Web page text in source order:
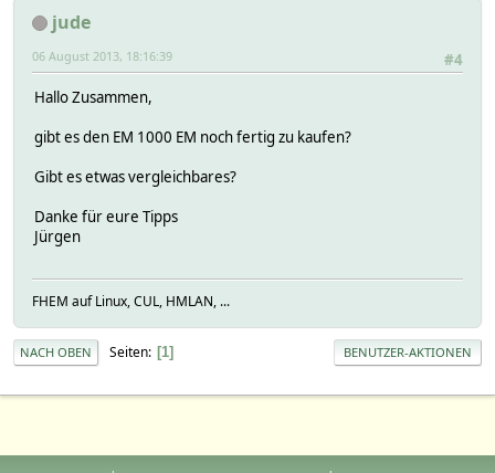
jude
#4
06 August 2013, 18:16:39
Hallo Zusammen,
gibt es den EM 1000 EM noch fertig zu kaufen?
Gibt es etwas vergleichbares?
Danke für eure Tipps
Jürgen
FHEM auf Linux, CUL, HMLAN, ...
NACH OBEN Seiten 1 BENUTZER-AKTIONEN